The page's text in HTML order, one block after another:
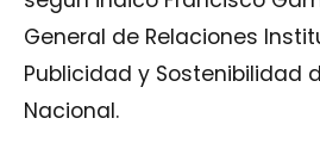
General de Relaciones
Publicidad y Sostenibilidad
Nacional.